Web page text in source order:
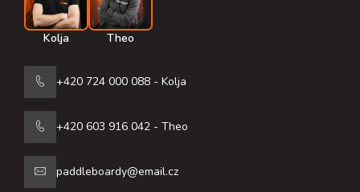
Kolja Theo
+420 724 000 088 - Kolja
+420 603 916 042 - Theo
paddleboardy@email.cz